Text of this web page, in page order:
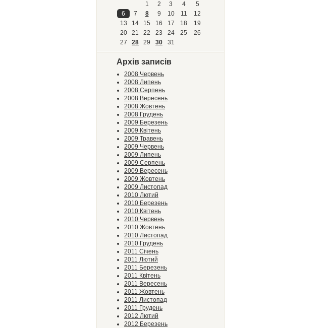
1
2 3 4
5
6
7 8 9 10 11
12
13
14 15 16 17 18
19
20
21 22 23 24 25
26
27
28 29 30 31
Архів записів
2008 Червень
2008 Липень
2008 Серпень
2008 Вересень
2008 Жовтень
2008 Грудень
2009 Березень
2009 Квітень
2009 Травень
2009 Червень
2009 Липень
2009 Серпень
2009 Вересень
2009 Жовтень
2009 Листопад
2010 Лютий
2010 Березень
2010 Квітень
2010 Червень
2010 Жовтень
2010 Листопад
2010 Грудень
2011 Січень
2011 Лютий
2011 Березень
2011 Квітень
2011 Вересень
2011 Жовтень
2011 Листопад
2011 Грудень
2012 Лютий
2012 Березень